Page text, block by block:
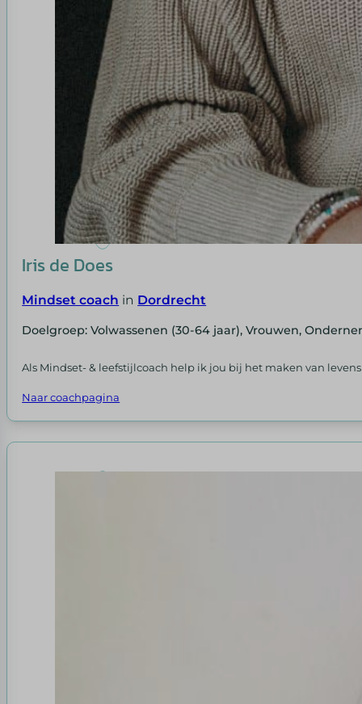
Iris de Does
Mindset coach in Dordrecht
Doelgroep: Volwassenen (30-64 jaar), Vrouwen,
Als Mindset- & leefstijlcoach help ik jou bij het maken van
Naar coachpagina